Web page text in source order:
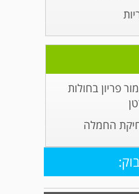
פריון בחולות
החמלה